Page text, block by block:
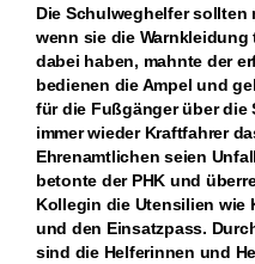
Die Schulweghelfer sollten
wenn sie die
dabei haben, mahnte der
bedienen die Ampel und
für die Fußgänger über die
immer wieder Kraftfahrer
Ehrenamtlichen seien
betonte der PHK und
Kollegin die Utensilien wie
und den Einsatzpass.
sind die Helferinnen und